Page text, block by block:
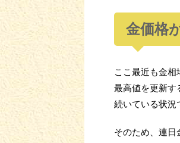
金価格
ここ最近も金相
最高値を更新す
続いている状況
そのため、連日